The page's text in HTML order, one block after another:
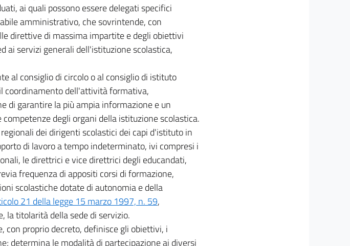
ai quali possono essere delegati specifici
amministrativo, che sovrintende, con
direttive di massima impartite e degli obiettivi
ai servizi generali dell'istituzione scolastica,
al consiglio di circolo o al consiglio di istituto
coordinamento dell'attività formativa,
di garantire la più ampia informazione e un
degli organi della istituzione scolastica.
dei dirigenti scolastici dei capi d'istituto in
di lavoro a tempo indeterminato, ivi compresi i
le direttrici e vice direttrici degli educandati,
frequenza di appositi corsi di formazione,
scolastiche dotate di autonomia e della
21 della legge 15 marzo 1997, n. 59,
la titolarità della sede di servizio.
con proprio decreto, definisce gli obiettivi, i
determina le modalità di partecipazione ai diversi